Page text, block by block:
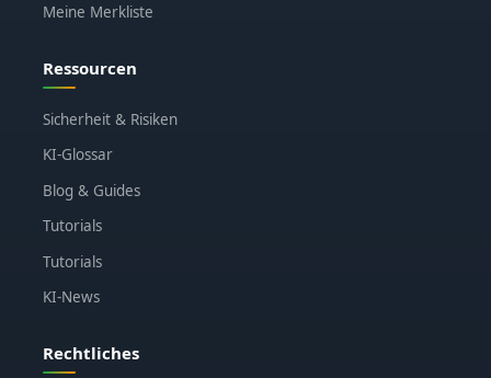
Meine Merkliste
Ressourcen
Sicherheit & Risiken
KI-Glossar
Blog & Guides
Tutorials
Tutorials
KI-News
Rechtliches